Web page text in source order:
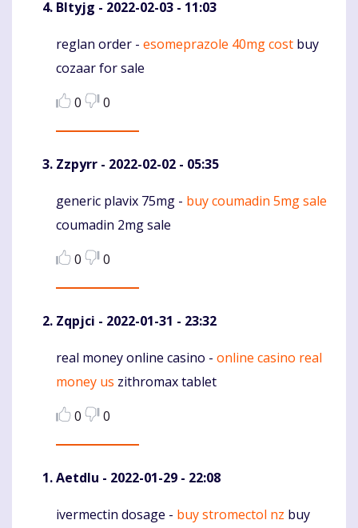
Bltyjg - 2022-02-03 - 11:03
Komentaras
reglan order - esomeprazole 40mg cost buy
cozaar for sale
0
0
Zzpyrr - 2022-02-02 - 05:35
Komentaras
generic plavix 75mg - buy coumadin 5mg sale
coumadin 2mg sale
0
0
Zqpjci - 2022-01-31 - 23:32
Komentaras
real money online casino - online casino real
money us zithromax tablet
0
0
Aetdlu - 2022-01-29 - 22:08
Komentaras
ivermectin dosage - buy stromectol nz buy